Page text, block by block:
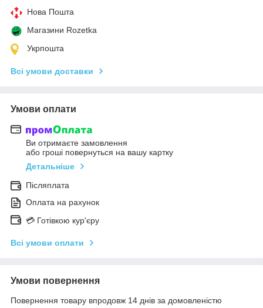
Нова Пошта
Магазини Rozetka
Укрпошта
Всі умови доставки
Умови оплати
Ви отримаєте замовлення
або гроші повернуться на вашу картку
Детальніше
Післяплата
Оплата на рахунок
💳 Готівкою кур'єру
Всі умови оплати
Умови повернення
Повернення товару впродовж 14 днів за домовленістю